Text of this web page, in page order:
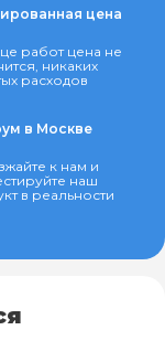
цена
работ цена не
никаких
расходов
в Москве
к нам и
наш
в реальности